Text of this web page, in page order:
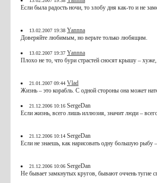
Если была радость ночи, то злобу дня как-то и не
13.02.2007 19:38 Yannna
Доверяйте любимым, но верьте только любящим.
13.02.2007 19:37 Yannna
Плохо не то, что бури страстей сносят крышу –
21.01.2007 09:44 Vlad
Жизнь – это корабль. С одной стороны она может
21.12.2006 10:16 SergeDan
Если жизнь, всего лишь иллюзия, значит люди –
21.12.2006 10:14 SergeDan
Если не знаешь, как нарисовать одну большую
21.12.2006 10:06 SergeDan
Не бывает замкнутых кругов, бывают оччень тугие